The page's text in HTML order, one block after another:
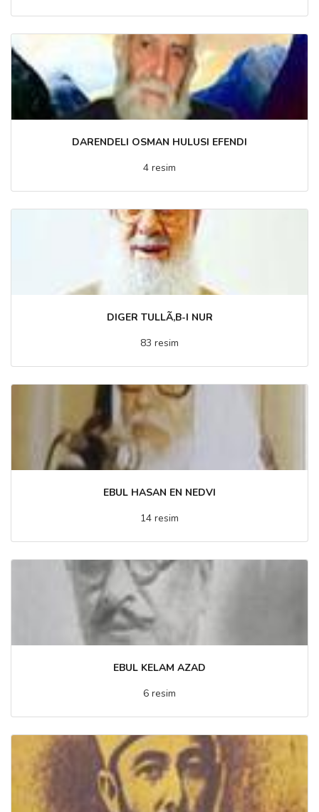
DARENDELI OSMAN HULUSI EFENDI
4 resim
DIGER TULLÃ‚B-I NUR
83 resim
EBUL HASAN EN NEDVI
14 resim
EBUL KELAM AZAD
6 resim